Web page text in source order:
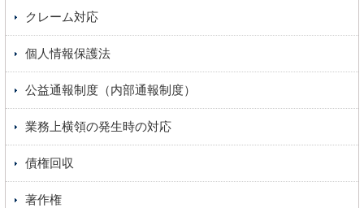
クレーム対応
個人情報保護法
公益通報制度（内部通報制度）
業務上横領の発生時の対応
債権回収
著作権